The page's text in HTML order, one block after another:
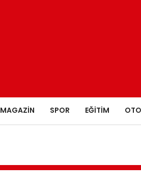
MAGAZIN SPOR EĞITIM